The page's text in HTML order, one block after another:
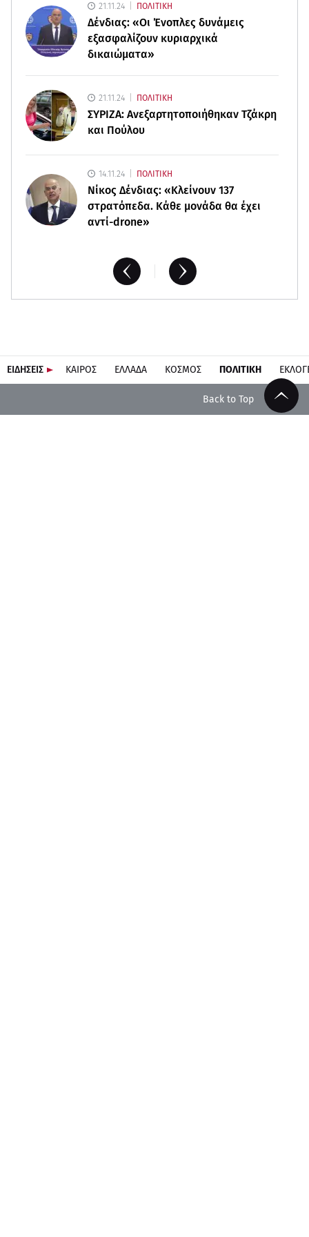
Γυμναστική για τόνωση πριν την παραλία! Full
body workout!
10.08.26 , 10:05
Ξεκινά η μαζική παραγωγή της νέας BMW i3
21.11.24 ΠΟΛΙΤΙΚΗ
Δένδιας: «Οι Ένοπλες δυνάμεις
εξασφαλίζουν κυριαρχικά
δικαιώματα»
21.11.24 ΠΟΛΙΤΙΚΗ
ΣΥΡΙΖΑ: Ανεξαρτητοποιήθηκαν Τζάκρη
και Πούλου
14.11.24 ΠΟΛΙΤΙΚΗ
Νίκος Δένδιας: «Κλείνουν 137
στρατόπεδα. Kάθε μονάδα θα έχει
αντί-drone»
ΕΙΔΗΣΕΙΣ ΚΑΙΡΟΣ ΕΛΛΑΔΑ ΚΟΣΜΟΣ ΠΟΛΙΤΙΚΗ
Back to Top